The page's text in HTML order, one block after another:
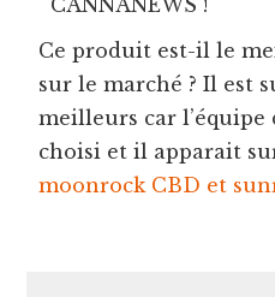
Ce produit est-il le
sur le marché ? Il est
meilleurs car l’équipe
choisi et il apparait
moonrock CBD et